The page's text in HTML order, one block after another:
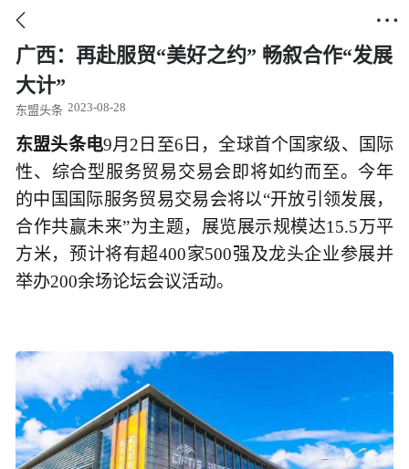
 
广西：再赴服贸“美好之约” 畅叙合作“发展
大计”
东盟头条 2023-08-28
东盟头条电9月2日至6日，全球首个国家级、国际
性、综合型服务贸易交易会即将如约而至。今年
的中国国际服务贸易交易会将以“开放引领发展，
合作共赢未来”为主题，展览展示规模达15.5万平
方米，预计将有超400家500强及龙头企业参展并
举办200余场论坛会议活动。